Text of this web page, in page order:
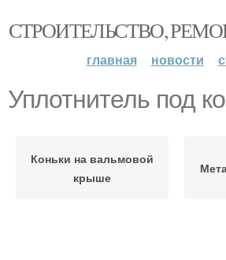
СТРОИТЕЛЬСТВО,
главная новости
Уплотнитель под
Коньки на вальмовой
крыше